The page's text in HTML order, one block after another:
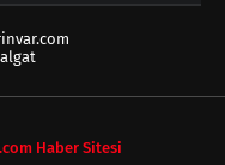
Haber Sitesi